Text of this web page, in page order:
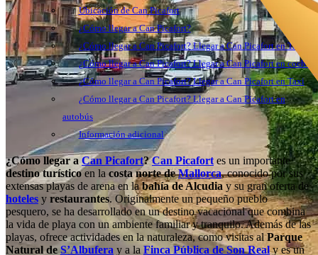
Ubicación de Can Picafort
¿Cómo llegar a Can Picafort?
¿Cómo llegar a Can Picafort? Llegar a Can Picafort en Taxi
¿Cómo llegar a Can Picafort? Llegar a Can Picafort en coche
¿Cómo llegar a Can Picafort? Llegar a Can Picafort en Taxi
¿Cómo llegar a Can Picafort? Llegar a Can Picafort en
autobús
Información adicional
¿Cómo llegar a Can Picafort?Can Picafort es un importante
destino turísticoen la costa norte de Mallorca, conocido por sus
extensas playas de arena en labahía de Alcudia y su gran oferta de
hoteles y restaurantes. Originalmente un pequeño pueblo
pesquero, se ha desarrollado en un destino vacacional que combina
la vida de playa con un ambiente familiar y tranquilo. Además de las
playas, ofrece actividades en la naturaleza, como visitas alParque
Natural deS’Albufera y a la Finca Pública de Son Realy es un